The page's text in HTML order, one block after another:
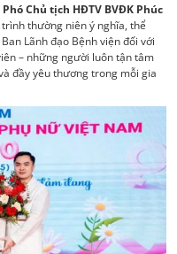
Chủ tịch HĐTV BVĐK Phúc
thường niên ý nghĩa, thể
Lãnh đạo Bệnh viện đối với
– những người luôn tận tâm
đầy yêu thương trong mỗi gia